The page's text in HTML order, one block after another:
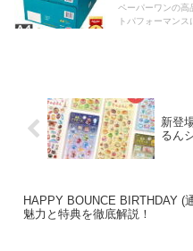
ペーパーワンの高
トパフォーマンス
新登
るん
HAPPY BOUNCE BIRTHDAY (
魅力と特典を徹底解説！